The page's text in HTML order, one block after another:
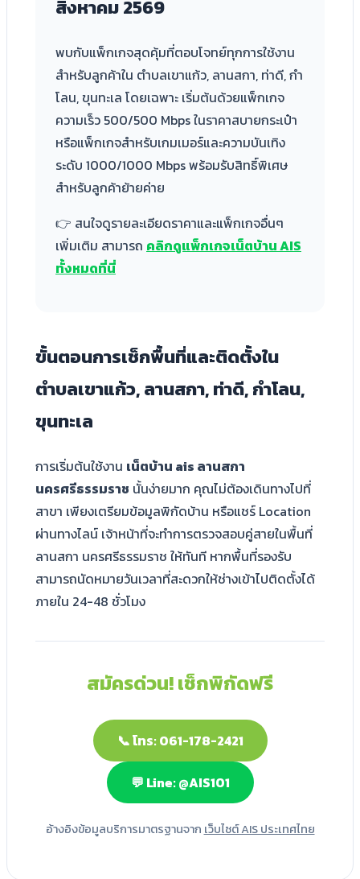
สิงหาคม 2569
พบกับแพ็กเกจสุดคุ้มที่ตอบโจทย์ทุกการใช้งาน
สำหรับลูกค้าใน ตำบลเขาแก้ว, ลานสกา, ท่าดี, กำ
โลน, ขุนทะเล โดยเฉพาะ เริ่มต้นด้วยแพ็กเกจ
ความเร็ว 500/500 Mbps ในราคาสบายกระเป๋า
หรือแพ็กเกจสำหรับเกมเมอร์และความบันเทิง
ระดับ 1000/1000 Mbps พร้อมรับสิทธิ์พิเศษ
สำหรับลูกค้าย้ายค่าย
👉 สนใจดูรายละเอียดราคาและแพ็กเกจอื่นๆ
เพิ่มเติม สามารถ คลิกดูแพ็กเกจเน็ตบ้าน AIS
ทั้งหมดที่นี่
ขั้นตอนการเช็กพื้นที่และติดตั้งใน
ตำบลเขาแก้ว, ลานสกา, ท่าดี, กำโลน,
ขุนทะเล
การเริ่มต้นใช้งาน เน็ตบ้าน ais ลานสกา
นครศรีธรรมราช นั้นง่ายมาก คุณไม่ต้องเดินทางไปที่
สาขา เพียงเตรียมข้อมูลพิกัดบ้าน หรือแชร์ Location
ผ่านทางไลน์ เจ้าหน้าที่จะทำการตรวจสอบคู่สายในพื้นที่
ลานสกา นครศรีธรรมราช ให้ทันที หากพื้นที่รองรับ
สามารถนัดหมายวันเวลาที่สะดวกให้ช่างเข้าไปติดตั้งได้
ภายใน 24-48 ชั่วโมง
สมัครด่วน! เช็กพิกัดฟรี
📞 โทร: 061-178-2421
💬 Line: @AIS101
อ้างอิงข้อมูลบริการมาตรฐานจากเว็บไซต์ AIS ประเทศไทย